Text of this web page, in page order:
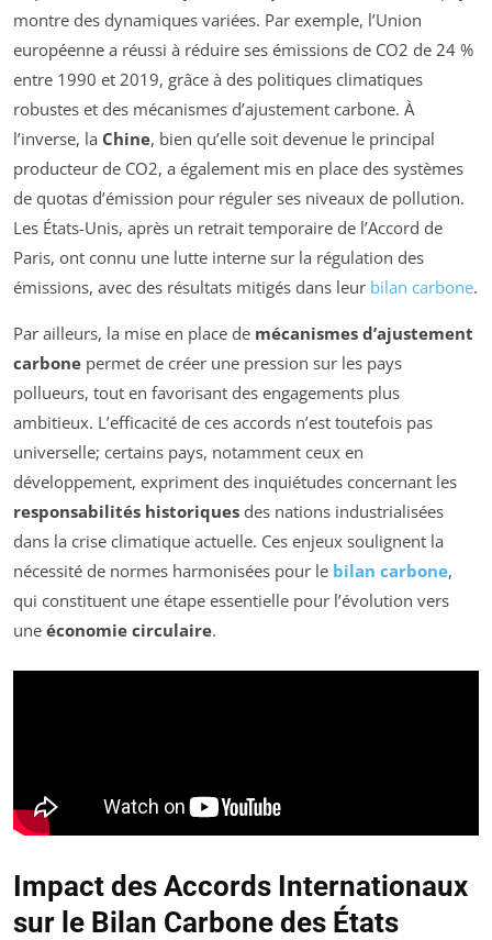
montre des dynamiques variées. Par exemple, l’Union
européenne a réussi à réduire ses émissions de CO2 de 24 %
entre 1990 et 2019, grâce à des politiques climatiques
robustes et des mécanismes d’ajustement carbone. À
l’inverse, la Chine, bien qu’elle soit devenue le principal
producteur de CO2, a également mis en place des systèmes
de quotas d’émission pour réguler ses niveaux de pollution.
Les États-Unis, après un retrait temporaire de l’Accord de
Paris, ont connu une lutte interne sur la régulation des
émissions, avec des résultats mitigés dans leur bilan carbone.
Par ailleurs, la mise en place de mécanismes d’ajustement
carbone permet de créer une pression sur les pays
pollueurs, tout en favorisant des engagements plus
ambitieux. L’efficacité de ces accords n’est toutefois pas
universelle; certains pays, notamment ceux en
développement, expriment des inquiétudes concernant les
responsabilités historiques des nations industrialisées
dans la crise climatique actuelle. Ces enjeux soulignent la
nécessité de normes harmonisées pour le bilan carbone,
qui constituent une étape essentielle pour l’évolution vers
une économie circulaire.
Impact des Accords Internationaux
sur le Bilan Carbone des États